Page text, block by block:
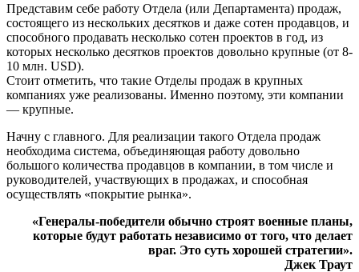
Представим себе работу Отдела (или Департамента) продаж,
состоящего из нескольких десятков и даже сотен продавцов, и
способного продавать несколько сотен проектов в год, из
которых несколько десятков проектов довольно крупные (от 8-
10 млн. USD).
Стоит отметить, что такие Отделы продаж в крупных
компаниях уже реализованы. Именно поэтому, эти компании
— крупные.
Начну с главного. Для реализации такого Отдела продаж
необходима система, объединяющая работу довольно
большого количества продавцов в компании, в том числе и
руководителей, участвующих в продажах, и способная
осуществлять «покрытие рынка».
«Генералы-победители обычно строят военные планы,
которые будут работать независимо от того, что делает
враг. Это суть хорошей стратегии».
Джек Траут